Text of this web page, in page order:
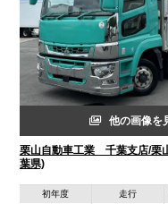
他の画像を
栗山自動車工業 千葉支店/栗
葉県)
初年度 走行